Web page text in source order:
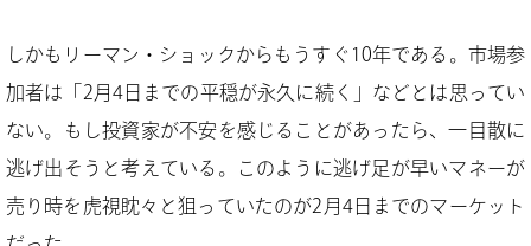
しかもリーマン・ショックからもうすぐ10年である。市場参
加者は「2月4日までの平穏が永久に続く」などとは思ってい
ない。もし投資家が不安を感じることがあったら、一目散に
逃げ出そうと考えている。このように逃げ足が早いマネーが
売り時を虎視眈々と狙っていたのが2月4日までのマーケット